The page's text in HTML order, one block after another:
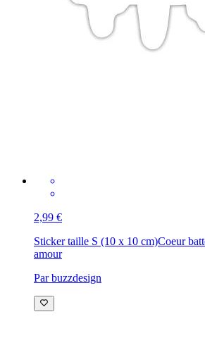
2,99 €
Sticker taille S (10 x 10 cm)Coeur
amour
Par buzzdesign